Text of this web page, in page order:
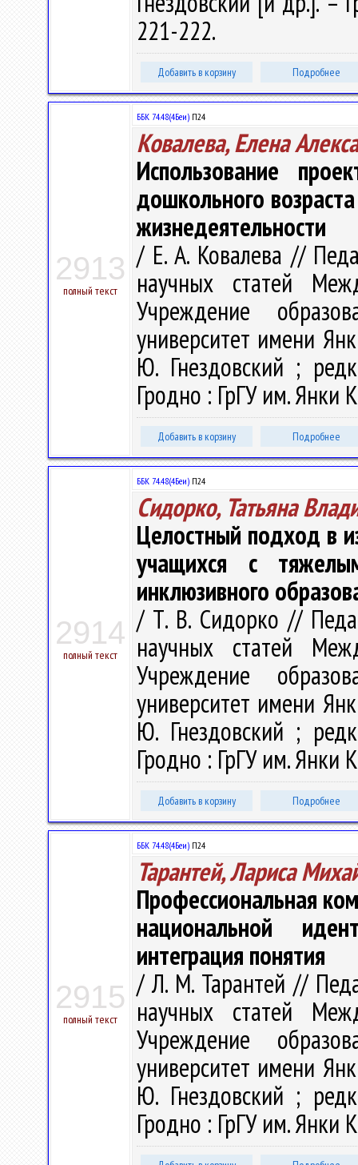
221-222.
Добавить в корзину Подробнее
2913
полный текст
ББК 74.48(4Беи) П24
Ковалева, Елена
Использование
дошкольного
жизнедеятельности
/ Е. А. Ковалева //
научных статей
Учреждение
университет имени
Ю. Гнездовский ;
Гродно : ГрГУ им. Янки
Добавить в корзину Подробнее
2914
полный текст
ББК 74.48(4Беи) П24
Сидорко, Татьяна
Целостный подход в
учащихся с
инклюзивного
/ Т. В. Сидорко //
научных статей
Учреждение
университет имени
Ю. Гнездовский ;
Гродно : ГрГУ им. Янки
Добавить в корзину Подробнее
2915
полный текст
ББК 74.48(4Беи) П24
Тарантей, Лариса
Профессиональная
национальной
интеграция понятия
/ Л. М. Тарантей //
научных статей
Учреждение
университет имени
Ю. Гнездовский ;
Гродно : ГрГУ им. Янки